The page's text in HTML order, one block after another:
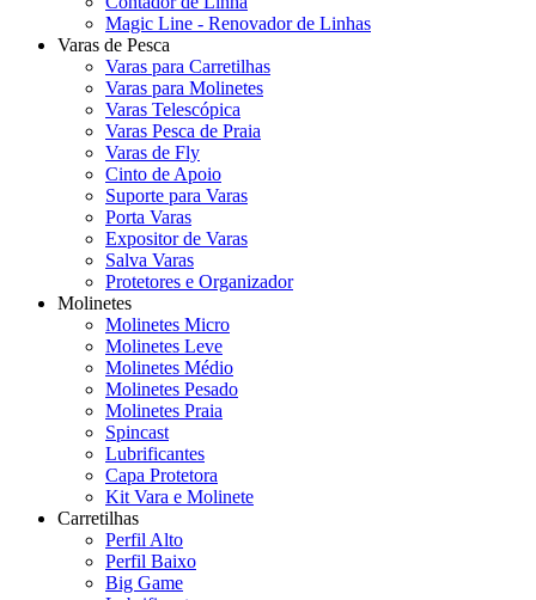
Magic Line - Renovador de Linhas
Varas de Pesca
Varas para Carretilhas
Varas para Molinetes
Varas Telescópica
Varas Pesca de Praia
Varas de Fly
Cinto de Apoio
Suporte para Varas
Porta Varas
Expositor de Varas
Salva Varas
Protetores e Organizador
Molinetes
Molinetes Micro
Molinetes Leve
Molinetes Médio
Molinetes Pesado
Molinetes Praia
Spincast
Lubrificantes
Capa Protetora
Kit Vara e Molinete
Carretilhas
Perfil Alto
Perfil Baixo
Big Game